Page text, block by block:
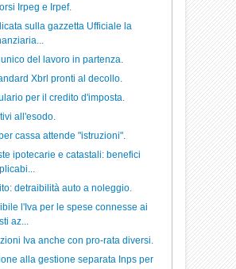
Irpeg e Irpef.
sulla gazzetta Ufficiale la
del lavoro in partenza.
Xbrl pronti al decollo.
per il credito d'imposta.
all'esodo.
cassa attende "istruzioni".
ipotecarie e catastali: benefici
detraibilità auto a noleggio.
l'Iva per le spese connesse ai
az...
Iva anche con pro-rata diversi.
alla gestione separata Inps per